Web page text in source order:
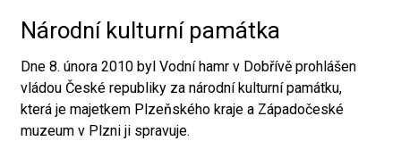
Národní kulturní památka
Dne 8. února 2010 byl Vodní hamr v Dobřívě prohlášen
vládou České republiky za národní kulturní památku,
která je majetkem Plzeňského kraje a Západočeské
muzeum v Plzni ji spravuje.